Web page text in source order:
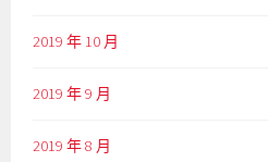
2019 年 10 月
2019 年 9 月
2019 年 8 月